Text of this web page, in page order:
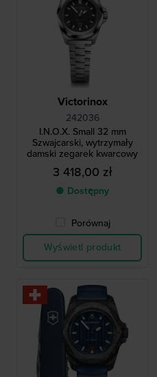
Victorinox
242036
I.N.O.X. Small 32 mm
Szwajcarski, wytrzymały
damski zegarek kwarcowy
3 418,00 zł
● Dostępny
Porównaj
Wyświetl produkt